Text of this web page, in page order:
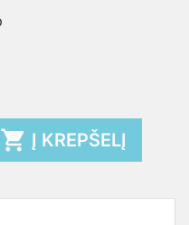
 Į KREPŠELĮ